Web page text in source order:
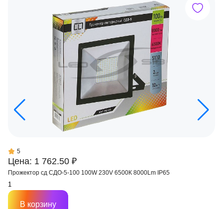
Цена: 1 762.50 ₽
5
Прожектор сд СДО-5-100 100W 230V 6500К 8000Lm IP65
В корзину